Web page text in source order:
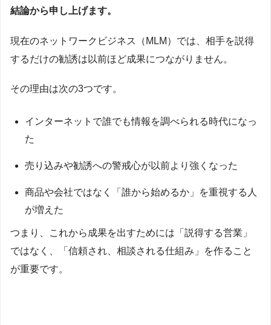
結論から申し上げます。
現在のネットワークビジネス（MLM）では、相手を説得
するだけの勧誘は以前ほど成果につながりません。
その理由は次の3つです。
インターネットで誰でも情報を調べられる時代になっ
た
売り込みや勧誘への警戒心が以前より強くなった
商品や会社ではなく「誰から始めるか」を重視する人
が増えた
つまり、これから成果を出すためには「説得する営業」
ではなく、「信頼され、相談される仕組み」を作ること
が重要です。